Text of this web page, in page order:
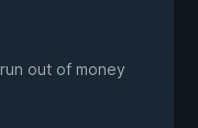
out of money